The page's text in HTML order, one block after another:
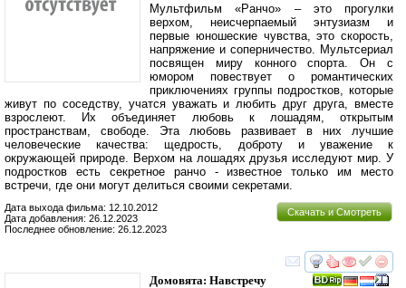
Мультфильм «Ранчо» – это прогулки
верхом, неисчерпаемый энтузиазм и
первые юношеские чувства, это скорость,
напряжение и соперничество. Мультсериал
посвящен миру конного спорта. Он c
юмором повествует о романтических
приключениях группы подростков, которые
живут по соседству, учатся уважать и любить друг друга, вместе
взрослеют. Их объединяет любовь к лошадям, открытым
пространствам, свободе. Эта любовь развивает в них лучшие
человеческие качества: щедрость, доброту и уважение к
окружающей природе. Верхом на лошадях друзья исследуют мир. У
подростков есть секретное ранчо - известное только им место
встречи, где они могут делиться своими секретами.
Скачать и Смотреть
Дата выхода фильма: 12.10.2012
Дата добавления: 26.12.2023
Последнее обновление: 26.12.2023
смотреть
Домовята: Навстречу